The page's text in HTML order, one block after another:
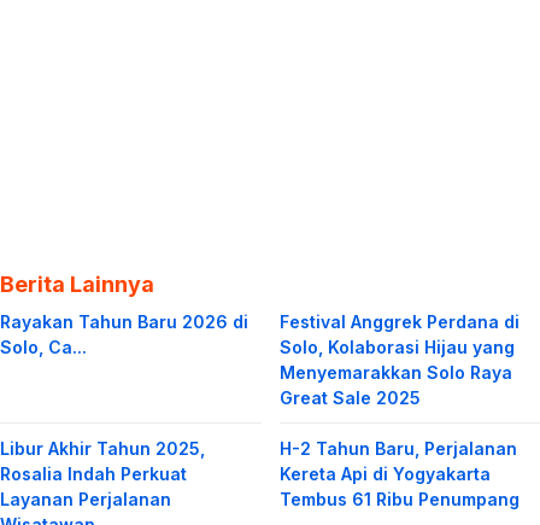
Berita Lainnya
Rayakan Tahun Baru 2026 di
Solo, Ca...
Festival Anggrek Perdana di
Solo, Kolaborasi Hijau yang
Menyemarakkan Solo Raya
Great Sale 2025
Libur Akhir Tahun 2025,
Rosalia Indah Perkuat
Layanan Perjalanan
H-2 Tahun Baru, Perjalanan
Kereta Api di Yogyakarta
Tembus 61 Ribu Penumpang